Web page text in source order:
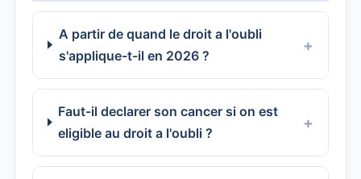
A partir de quand le droit a l'oubli
s'applique-t-il en 2026 ?
Faut-il declarer son cancer si on est
eligible au droit a l'oubli ?